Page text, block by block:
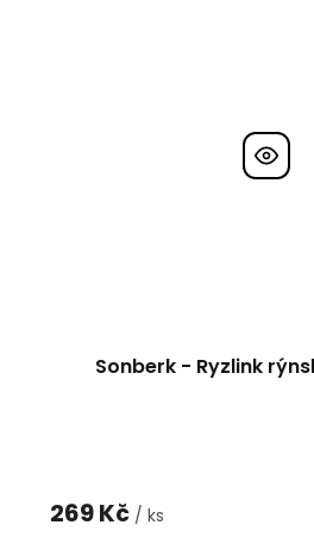
Sonberk - Ryzlink
269 Kč / ks